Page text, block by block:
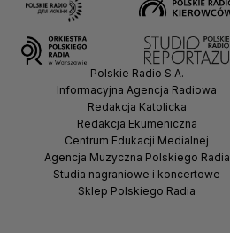
Polskie Radio S.A.
Informacyjna Agencja Radiowa
Redakcja Katolicka
Redakcja Ekumeniczna
Centrum Edukacji Medialnej
Agencja Muzyczna Polskiego Radia
Studia nagraniowe i koncertowe
Sklep Polskiego Radia